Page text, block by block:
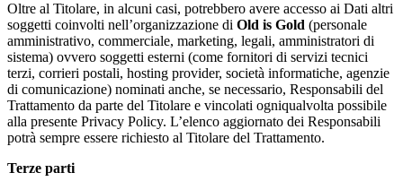
Oltre al Titolare, in alcuni casi, potrebbero avere accesso ai Dati altri
soggetti coinvolti nell’organizzazione di Old is Gold (personale
amministrativo, commerciale, marketing, legali, amministratori di
sistema) ovvero soggetti esterni (come fornitori di servizi tecnici
terzi, corrieri postali, hosting provider, società informatiche, agenzie
di comunicazione) nominati anche, se necessario, Responsabili del
Trattamento da parte del Titolare e vincolati ogniqualvolta possibile
alla presente Privacy Policy. L’elenco aggiornato dei Responsabili
potrà sempre essere richiesto al Titolare del Trattamento.
Terze parti